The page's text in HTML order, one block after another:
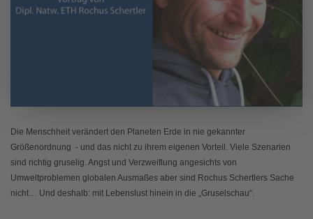
Die Menschheit verändert den Planeten Erde in nie gekannter
Größenordnung - und das nicht zu ihrem eigenen Vorteil. Viele Szenarien
sind richtig gruselig. Angst und Verzweiflung angesichts von
Umweltproblemen globalen Ausmaßes aber sind Rochus Schertlers Sache
nicht… Und deshalb: mit Lebenslust hinein in die „Gruselschau“.